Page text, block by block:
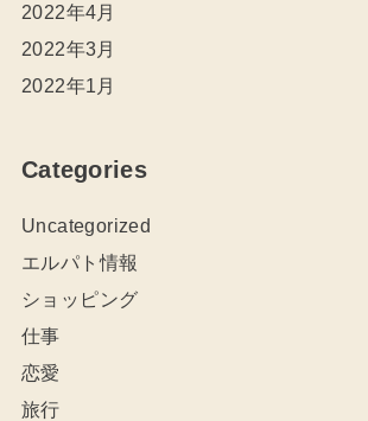
2022年4月
2022年3月
2022年1月
Categories
Uncategorized
エルパト情報
ショッピング
仕事
恋愛
旅行